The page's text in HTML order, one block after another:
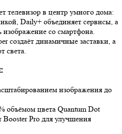
телевизор в центр умного дома:
Daily+ объединяет сервисы, а
со смартфона.
создаёт динамичные заставки, а
света.
изображения до
объёмом цвета Quantum Dot
Pro для улучшения